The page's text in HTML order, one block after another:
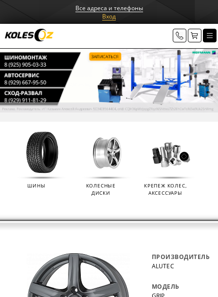
Все адреса и телефоны
Вход
ШИНЫ
КОЛЕСНЫЕ
ДИСКИ
КРЕПЕЖ КОЛЕС,
АКСЕССУАРЫ
ПРОИЗВОДИТЕЛЬ
ALUTEC
МОДЕЛЬ